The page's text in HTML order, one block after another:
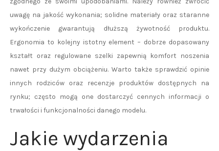
uwagę na jakość wykonania; solidne materiały oraz staranne
wykończenie gwarantują dłuższą żywotność produktu.
Ergonomia to kolejny istotny element – dobrze dopasowany
kształt oraz regulowane szelki zapewnią komfort noszenia
nawet przy dużym obciążeniu. Warto także sprawdzić opinie
innych rodziców oraz recenzje produktów dostępnych na
rynku; często mogą one dostarczyć cennych informacji o
trwałości i funkcjonalności danego modelu.
Jakie wydarzenia